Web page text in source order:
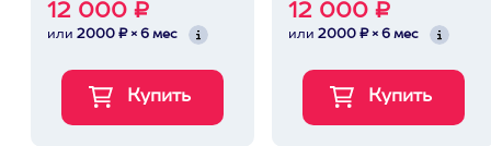
12 000 ₽
или 2000 ₽ × 6 мес
12 000 ₽
или 2000 ₽ × 6 мес